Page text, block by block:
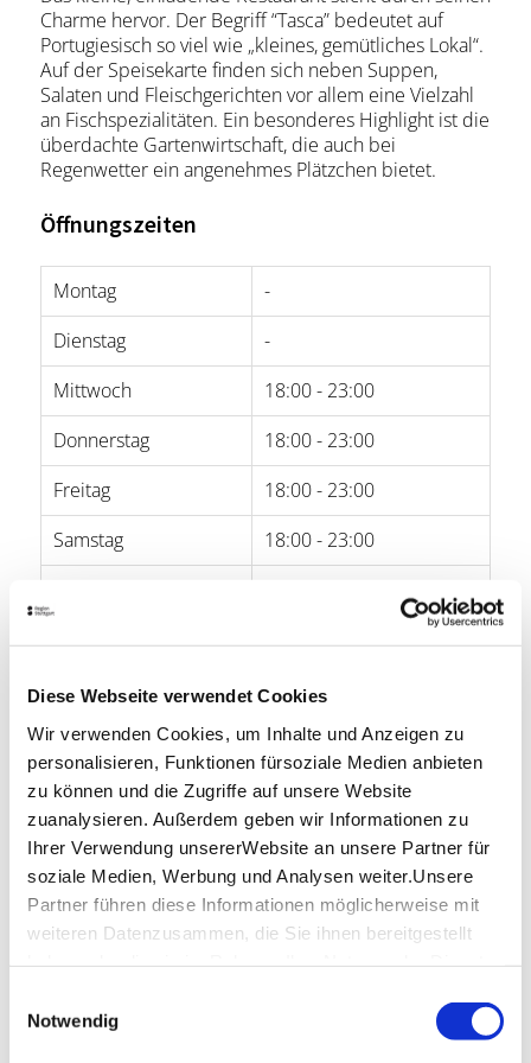
Diese Webseite verwendet Cookies
Wir verwenden Cookies, um Inhalte und Anzeigen zu
personalisieren, Funktionen fürsoziale Medien anbieten
zu können und die Zugriffe auf unsere Website
zuanalysieren. Außerdem geben wir Informationen zu
Ihrer Verwendung unsererWebsite an unsere Partner für
soziale Medien, Werbung und Analysen weiter.Unsere
Partner führen diese Informationen möglicherweise mit
weiteren Datenzusammen, die Sie ihnen bereitgestellt
Impressum
Notwendig
Charme hervor. Der Begriff “Tasca” bedeutet auf
Portugiesisch so viel wie „kleines, gemütliches Lokal“.
Auf der Speisekarte finden sich neben Suppen,
Salaten und Fleischgerichten vor allem eine Vielzahl
an Fischspezialitäten. Ein besonderes Highlight ist die
überdachte Gartenwirtschaft, die auch bei
Regenwetter ein angenehmes Plätzchen bietet.
Öffnungszeiten
Montag
-
Dienstag
-
Mittwoch
18:00 - 23:00
Donnerstag
18:00 - 23:00
Freitag
18:00 - 23:00
Samstag
18:00 - 23:00
Lage & Kontakt
Tasca im Feui
Haußmannstr. 235
70188 Stuttgart
Telefon:0711/262 66 18
Website:www.tasca-im-feui.de
Planen Sie Ihre Anreise